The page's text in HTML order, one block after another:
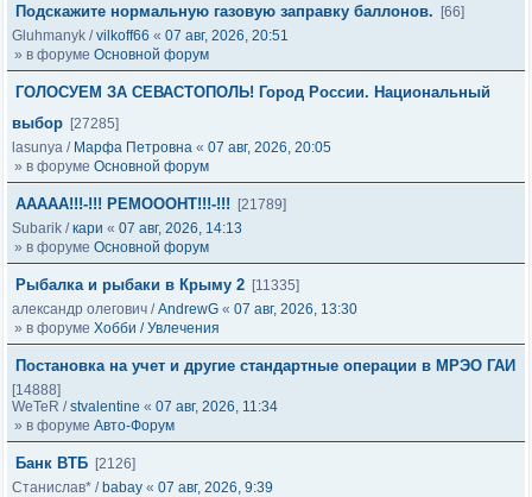
Подскажите нормальную газовую заправку баллонов.
[66]
Gluhmanyk /vilkoff66 « 07 авг, 2026, 20:51
» в форуме Основной форум
ГОЛОСУЕМ ЗА СЕВАСТОПОЛЬ! Город России. Национальный
выбор [27285]
lasunya / Марфа Петровна « 07 авг, 2026, 20:05
» в форуме Основной форум
ААААА!!!-!!! РЕМОООНТ!!!-!!!
[21789]
Subarik /кари « 07 авг, 2026, 14:13
» в форуме Основной форум
Рыбалка и рыбаки в Крыму 2 [11335]
александр олегович /AndrewG « 07 авг, 2026, 13:30
» в форуме Хобби / Увлечения
Постановка на учет и другие стандартные операции в МРЭО ГАИ
[14888]
WeTeR /stvalentine « 07 авг, 2026, 11:34
» в форуме Авто-Форум
Банк ВТБ [2126]
Станислав* / babay « 07 авг, 2026, 9:39